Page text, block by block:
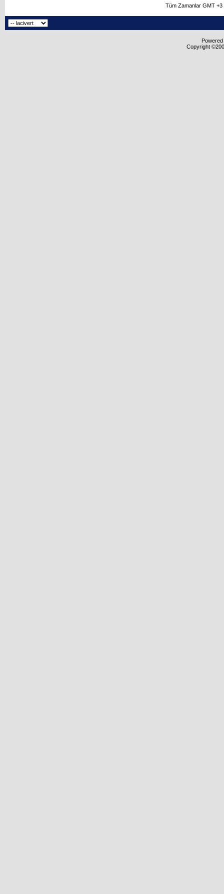
Tüm Zamanlar GMT
Copyright